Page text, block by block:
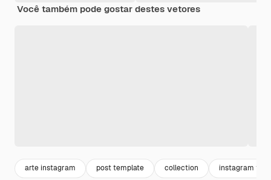
Você também pode gostar destes vetores
arte instagram post template collection instagram